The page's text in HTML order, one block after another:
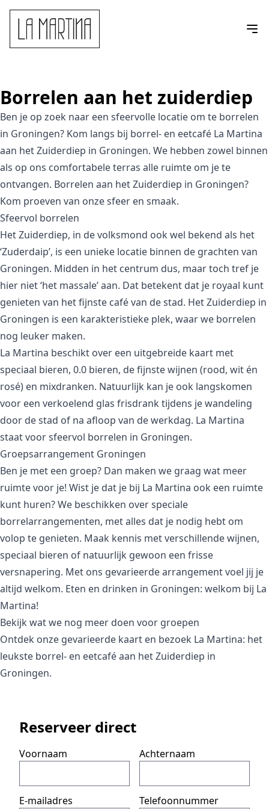
Borrelen aan het zuiderdiep
Ben je op zoek naar een sfeervolle locatie om te borrelen
in Groningen? Kom langs bij borrel- en eetcafé La Martina
aan het Zuiderdiep in Groningen. We hebben zowel binnen
als op ons comfortabele terras alle ruimte om je te
ontvangen. Borrelen aan het Zuiderdiep in Groningen?
Kom proeven van onze sfeer en smaak.
Sfeervol borrelen
Het Zuiderdiep, in de volksmond ook wel bekend als het
‘Zuderdaip’, is een unieke locatie binnen de grachten van
Groningen. Midden in het centrum dus, maar toch tref je
hier niet ‘het massale’ aan. Dat betekent dat je royaal kunt
genieten van het fijnste café van de stad. Het Zuiderdiep in
Groningen is een karakteristieke plek, waar we borrelen
nog leuker maken.
La Martina beschikt over een uitgebreide kaart met
speciaal bieren, 0.0 bieren, de fijnste wijnen (rood, wit én
rosé) en mixdranken. Natuurlijk kan je ook langskomen
voor een verkoelend glas frisdrank tijdens je wandeling
door de stad of na afloop van de werkdag. La Martina
staat voor sfeervol borrelen in Groningen.
Groepsarrangement Groningen
Ben je met een groep? Dan maken we graag wat meer
ruimte voor je! Wist je dat je bij La Martina ook een ruimte
kunt huren? We beschikken over speciale
borrelarrangementen, met alles dat je nodig hebt om
volop te genieten. Maak kennis met verschillende wijnen,
speciaal bieren of natuurlijk gewoon een frisse
versnapering. Met ons gevarieerde arrangement voel jij je
altijd welkom. Eten en drinken in Groningen: welkom bij La
Martina!
Bekijk wat we nog meer doen voor groepen
Ontdek onze gevarieerde kaart en bezoek La Martina: het
leukste borrel- en eetcafé aan het Zuiderdiep in
Groningen.
Reserveer direct
Voornaam Achternaam
E-mailadres Telefoonnummer